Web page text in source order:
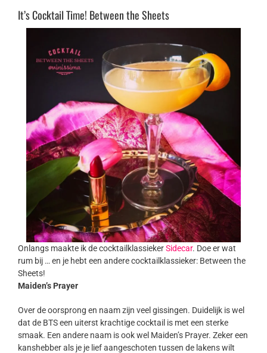
It’s Cocktail Time! Between the Sheets
Onlangs maakte ik de cocktailklassiekerSidecar. Doe er wat
rum bij … en je hebt een andere cocktailklassieker: Between the
Sheets!
Maiden’s Prayer
Over de oorsprong en naam zijn veel gissingen. Duidelijk is wel
dat de BTS een uiterst krachtige cocktail is met een sterke
smaak. Een andere naam is ook wel Maiden’s Prayer. Zeker een
kanshebber als je je lief aangeschoten tussen de lakens wilt